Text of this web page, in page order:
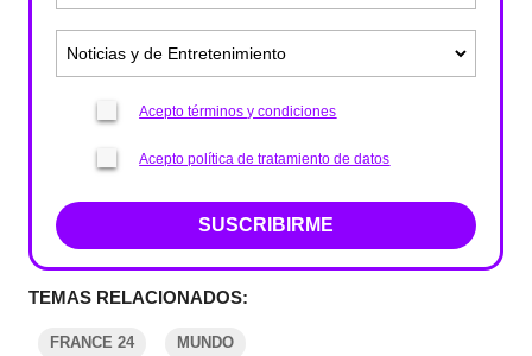
Acepto términos y condiciones
Acepto política de tratamiento de datos
SUSCRIBIRME
TEMAS RELACIONADOS:
FRANCE 24 MUNDO